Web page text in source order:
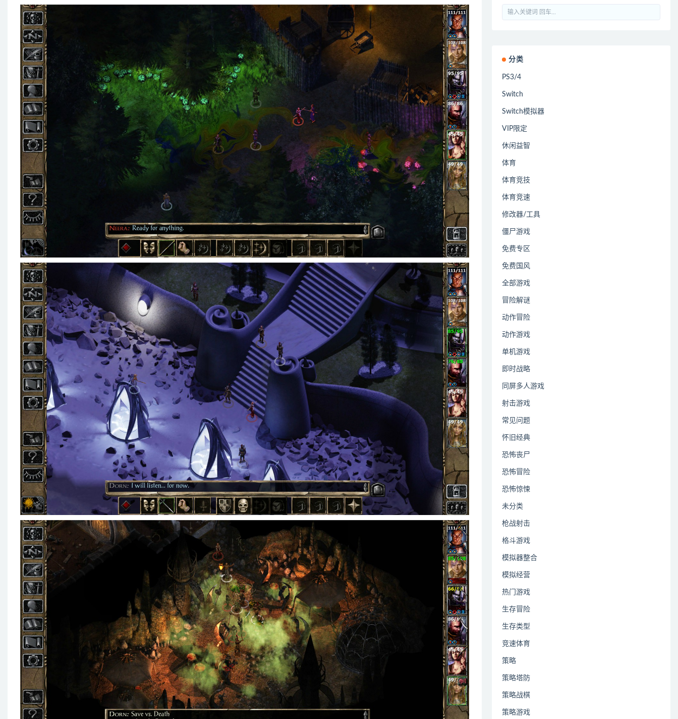
分类
PS3/4
Switch
Switch模拟器
VIP限定
休闲益智
体育
体育竞技
体育竞速
修改器/工具
僵尸游戏
免费专区
免费国风
全部游戏
冒险解谜
动作冒险
动作游戏
单机游戏
即时战略
同屏多人游戏
射击游戏
常见问题
怀旧经典
恐怖丧尸
恐怖冒险
恐怖惊悚
未分类
枪战射击
格斗游戏
模拟器整合
模拟经营
热门游戏
生存冒险
生存类型
竞速体育
策略
策略塔防
策略战棋
策略游戏